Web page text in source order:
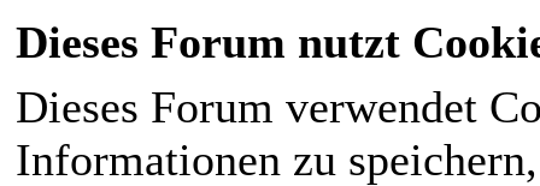
Dieses Forum nutzt
Dieses Forum verwendet
Informationen zu